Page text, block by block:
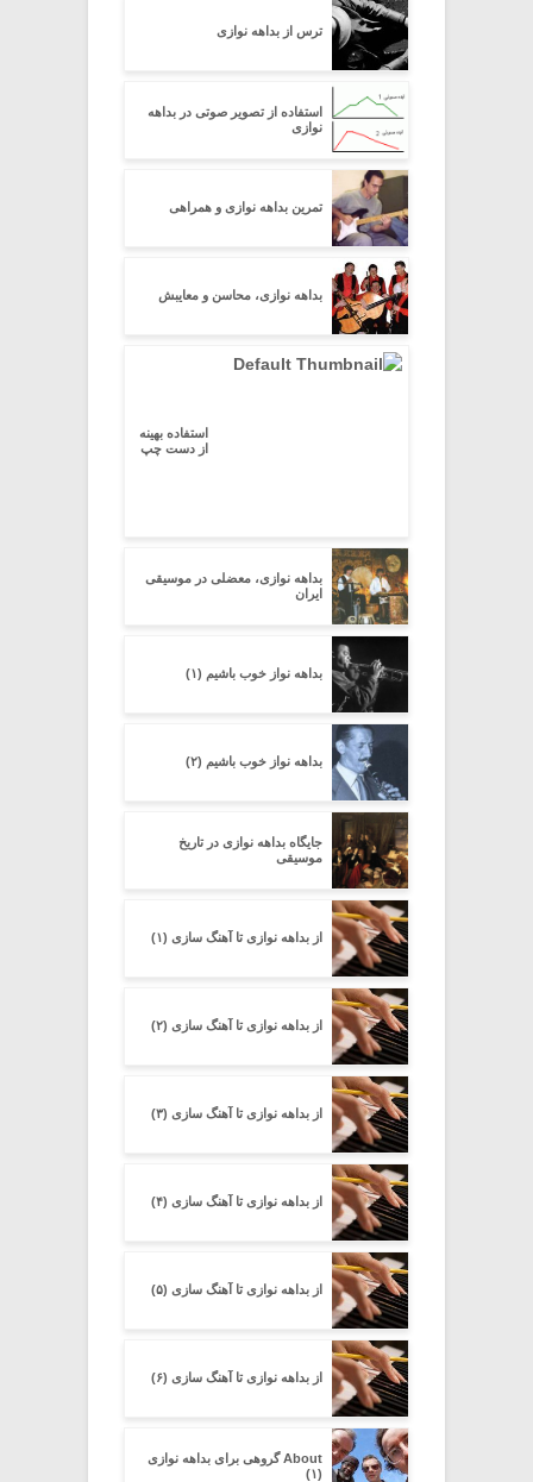
ترس از بداهه نوازی
استفاده از تصویر صوتی در بداهه
نوازی
تمرین بداهه نوازی و همراهی
بداهه نوازی، محاسن و معایبش
استفاده بهینه
از دست چپ
بداهه نوازی، معضلی در موسیقی
ایران
بداهه نواز خوب باشیم (۱)
بداهه نواز خوب باشیم (۲)
جایگاه بداهه نوازی در تاریخ
موسیقی
از بداهه نوازی تا آهنگ سازی (۱)
از بداهه نوازی تا آهنگ سازی (۲)
از بداهه نوازی تا آهنگ سازی (۳)
از بداهه نوازی تا آهنگ سازی (۴)
از بداهه نوازی تا آهنگ سازی (۵)
از بداهه نوازی تا آهنگ سازی (۶)
About گروهی برای بداهه نوازی
(۱)